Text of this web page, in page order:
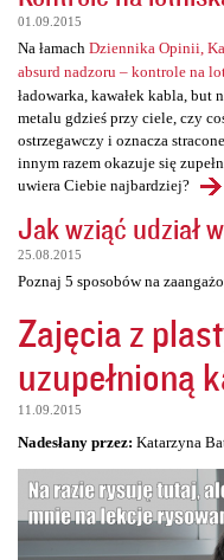
01.09.2015
Na łamach Dziennika Opinii,
absurd nadzoru – kontrole na
ładowarka, kawałek kabla, but
metalu gdzieś przy ciele, czy
ostrzegawczy i oznacza
innym razem okazuje się
uwiera Ciebie najbardziej?
Jak wziąć udział
25.08.2015
Poznaj 5 sposobów na
Zajęcia z
uzupełnioną
11.09.2015
Nadesłany przez: Katarzyna